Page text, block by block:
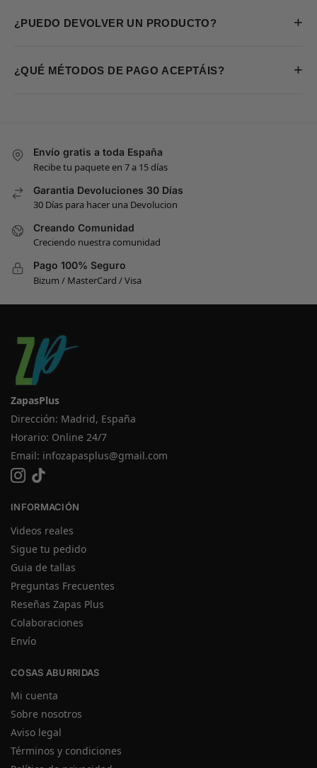
¿PUEDO DEVOLVER UN PRODUCTO? +
¿QUÉ MÉTODOS DE PAGO ACEPTÁIS? +
Envío gratis a toda España
Recibe tu paquete en 7 a 15 días
Garantia Devoluciones 30 Días
30 Días para hacer una Devolucion
Creando Comunidad
Creciendo nuestra comunidad
Pago 100% Seguro
Bizum / MasterCard / Visa
ZapasPlus
Dirección: Madrid, España
Horario: Online 24/7
Email: infozapasplus@gmail.com
INFORMACIÓN
Videos reales
Sigue tu pedido
Guia de tallas
Preguntas Frecuentes
Reseñas Zapas Plus
Colaboraciones
Envío
COSAS ABURRIDAS
Mi cuenta
Sobre nosotros
Aviso legal
Términos y condiciones